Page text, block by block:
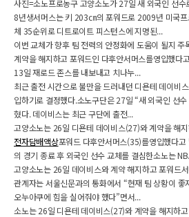
사진=소노프로농구 고양소노가 27일 새 외국인 선
8년생서머스는 키 203㎝의 포워드로 2009년 미국
체 35순위로 디트로이트 피스턴스에 지명된...
이번 교체가 향후 팀 전력의 안정화에 도움이 될지
계약을 해지하고 포워드인 다후안서머스를영입했다
13일 재로드 존스를 내보내고 치나누...
최근 출전 시간으로 불만을 드러내던 디욘테 데이비
입하기로 결정했다.소노구단은 27일 “새 외국인 선
혔다. 데이비스는 최근 구단에 출전...
고양소노는 26일 디욘테 데이비스(27)와 계약을 해
전자담배액상포워드 다후안서머스(35)를영입했다
의 경기 종료 후 외국인 선수 교체를 결심한소노는
고양소노는 26일 데이비스와 계약 해지하고 포워드
관계자는 서울신문과의 통화에서 “현재 팀 상황이
오누아쿠에 힘을 실어줘야 했다”면서...
소노는 26일 디욘테 데이비스(27)와 계약을 해지하